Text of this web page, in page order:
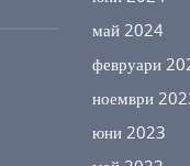
май 2024
февруари
ноември
юни 2023